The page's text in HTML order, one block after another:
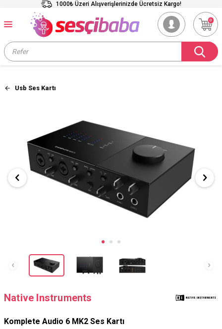
1000₺ Üzeri Alışverişlerinizde Ücretsiz Kargo!
0
Usb Ses Kartı
Native Instruments
Komplete Audio 6 MK2 Ses Kartı